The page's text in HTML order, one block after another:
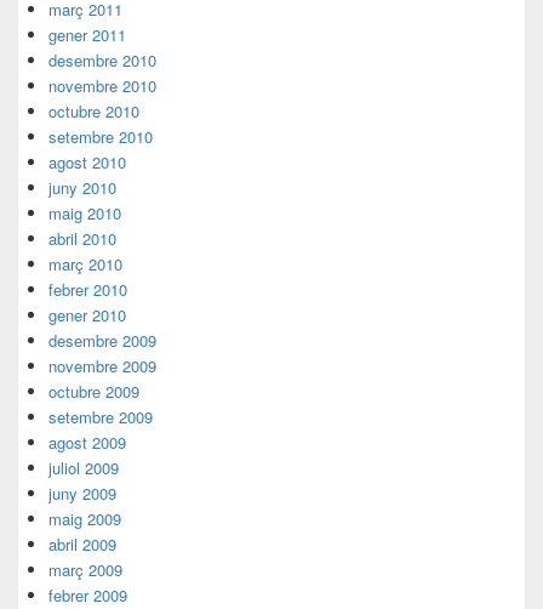
març 2011
gener 2011
desembre 2010
novembre 2010
octubre 2010
setembre 2010
agost 2010
juny 2010
maig 2010
abril 2010
març 2010
febrer 2010
gener 2010
desembre 2009
novembre 2009
octubre 2009
setembre 2009
agost 2009
juliol 2009
juny 2009
maig 2009
abril 2009
març 2009
febrer 2009